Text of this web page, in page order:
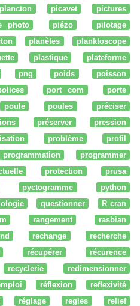
picavet
pictures
photo piézo
pilotage
planètes
planktoscope
plastique
plateforme
png poids
poisson
port com
porte
poule poules
préciser
préserver
pression
problème
profil
programmation
programmer
protection
prusa
pyctogramme
python
questionner
R cran
rangement
rasbian
rechange
recherche
récupérer
récurence
recyclerie
redimensionner
réflexion
reflexivité
réglage regles
relief